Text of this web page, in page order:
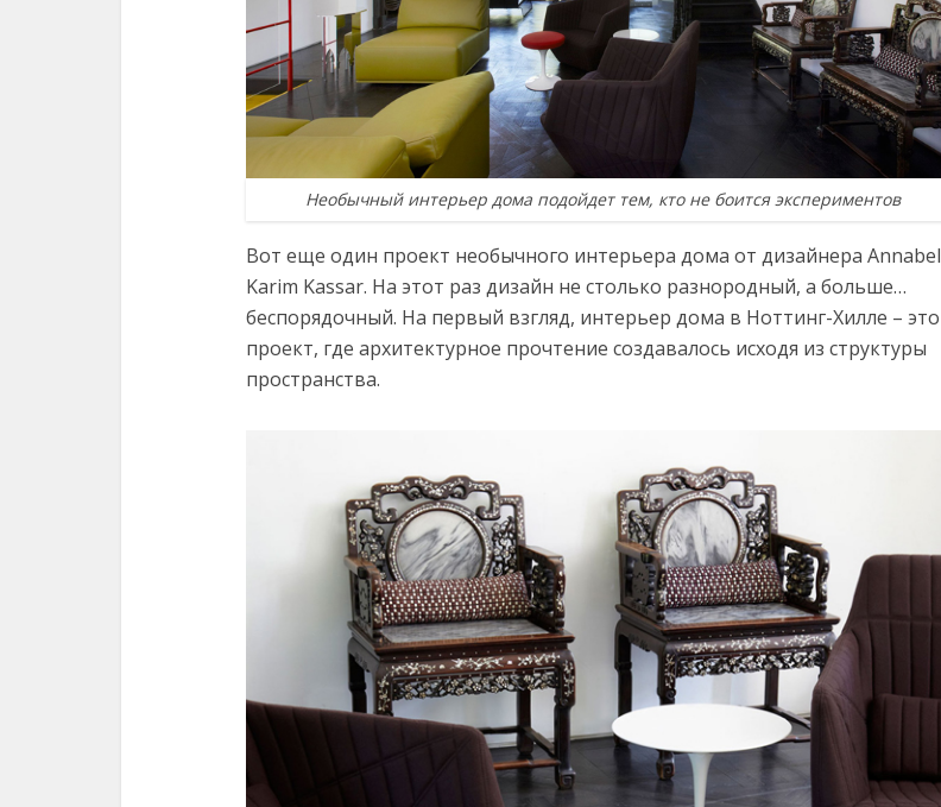
Необычный интерьер дома подойдет тем, кто не боится экспериментов
Вот еще один проект необычного интерьера дома от дизайнера Annabel
Karim Kassar. На этот раз дизайн не столько разнородный, а больше…
беспорядочный. На первый взгляд, интерьер дома в Ноттинг-Хилле – это
проект, где архитектурное прочтение создавалось исходя из структуры
пространства.